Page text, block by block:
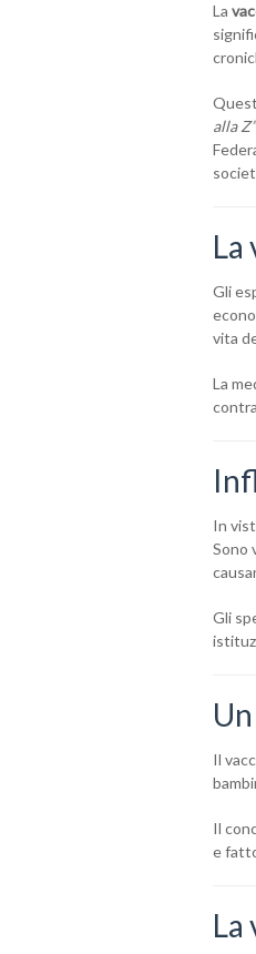
La
alla Z”
Gli
vita
La
In
Sono
Gli
Il
Il
e